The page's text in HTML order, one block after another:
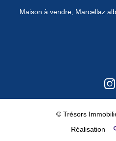
Maison à vendre, Marcellaz
© Trésors
Réalisation